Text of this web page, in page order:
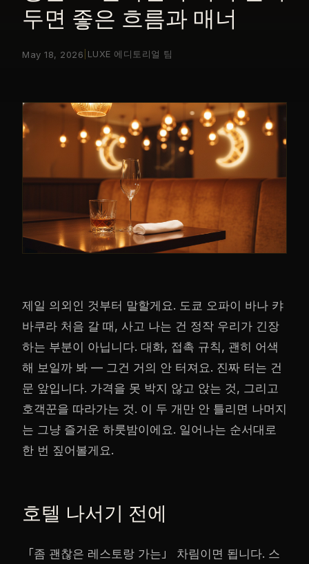
두면 좋은 흐름과 매너
May 18, 2026 LUXE 에디토리얼 팀
제일 의외인 것부터 말할게요. 도쿄 오파이 바나 캬
바쿠라 처음 갈 때, 사고 나는 건 정작 우리가 긴장
하는 부분이 아닙니다. 대화, 접촉 규칙, 괜히 어색
해 보일까 봐 — 그건 거의 안 터져요. 진짜 터는 건
문 앞입니다. 가격을 못 박지 않고 앉는 것, 그리고
호객꾼을 따라가는 것. 이 두 개만 안 틀리면 나머지
는 그냥 즐거운 하룻밤이에요. 일어나는 순서대로
한 번 짚어볼게요.
호텔 나서기 전에
「좀 괜찮은 레스토랑 가는」 차림이면 됩니다. 스